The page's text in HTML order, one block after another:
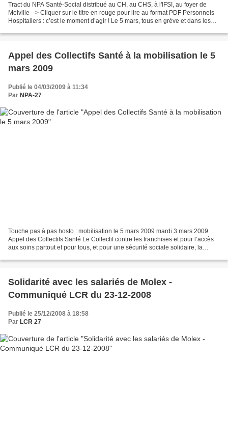
Tract du NPA Santé-Social distribué au CH, au CHS, à l'IFSI, au foyer de
Melville --> Cliquer sur le titre en rouge pour lire au format PDF Personnels
Hospitaliers : c’est le moment d’agir ! Le 5 mars, tous en grève et dans les
Appel des Collectifs Santé à la mobilisation le 5
mars 2009
Publié le 04/03/2009 à 11:34
Par NPA-27
Touche pas à pas hosto : mobilisation le 5 mars 2009 mardi 3 mars 2009
Appel des Collectifs Santé Le Collectif contre les franchises et pour l’accès
aux soins partout et pour tous, et pour une sécurité sociale solidaire, la
Solidarité avec les salariés de Molex -
Communiqué LCR du 23-12-2008
Publié le 25/12/2008 à 18:58
Par LCR 27